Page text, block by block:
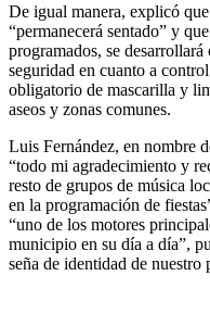
De igual manera, explicó
“permanecerá sentado” y
programados, se
seguridad en cuanto a
obligatorio de mascarilla y
aseos y zonas comunes.
Luis Fernández, en nombre
“todo mi agradecimiento y
resto de grupos de música
en la programación de
“uno de los motores
municipio en su día a día”,
seña de identidad de nuestro